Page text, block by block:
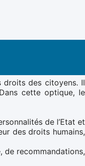
droits des citoyens. Il
cette optique, le
de l’Etat et
des droits humains,
de recommandations,